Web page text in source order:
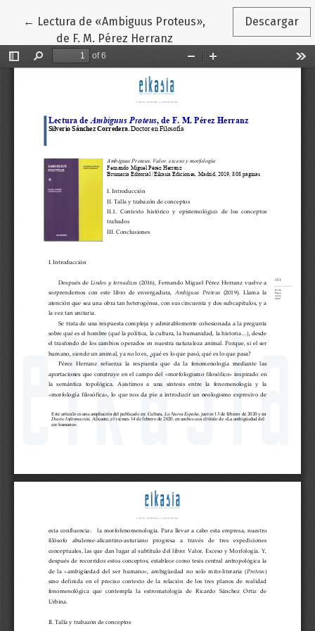
← Volver a los detalles del artículo
Lectura de «Ambiguus Proteus»,
de F. M. Pérez Herranz
Descargar